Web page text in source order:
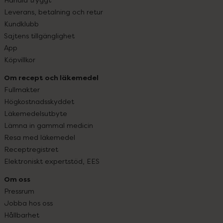
Leverans, betalning och retur
Kundklubb
Sajtens tillgänglighet
App
Köpvillkor
Om recept och läkemedel
Fullmakter
Högkostnadsskyddet
Läkemedelsutbyte
Lämna in gammal medicin
Resa med läkemedel
Receptregistret
Elektroniskt expertstöd, EES
Om oss
Pressrum
Jobba hos oss
Hållbarhet